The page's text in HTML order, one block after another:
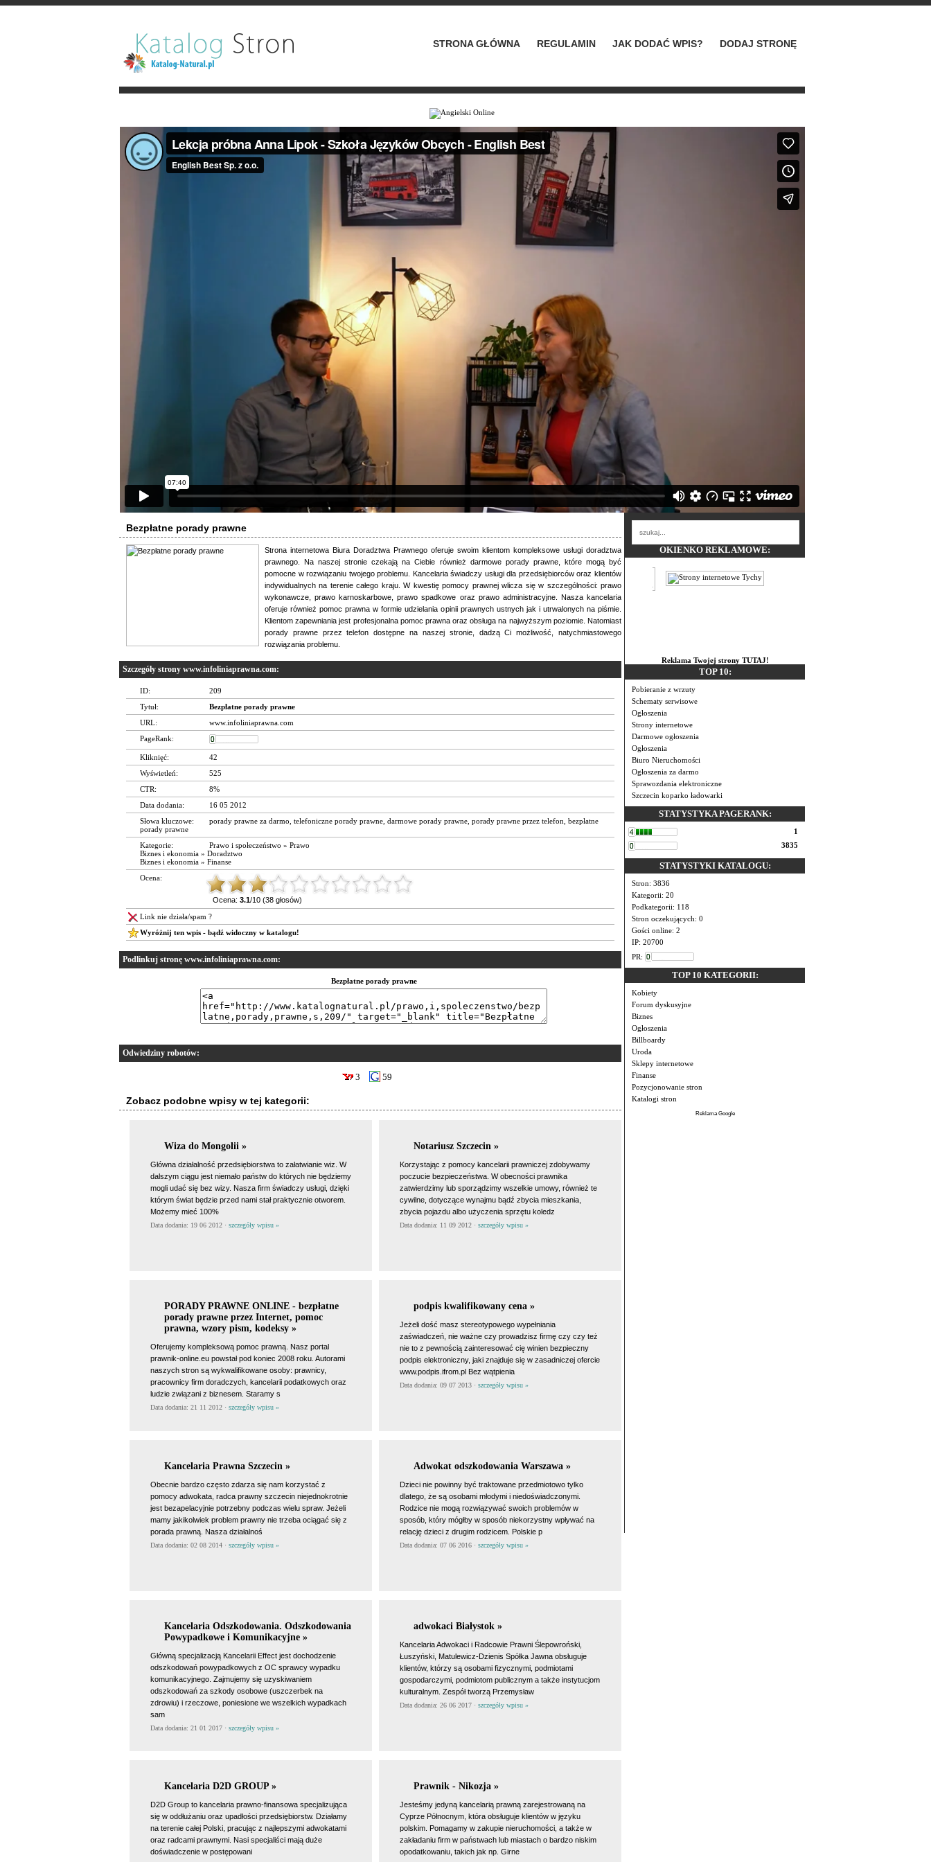
STRONA GŁÓWNA REGULAMIN JAK DODAĆ WPIS? DODAJ STRONĘ
OKIENKO REKLAMOWE:
Reklama Twojej strony TUTAJ!
TOP 10:
Pobieranie z wrzuty
Schematy serwisowe
Ogłoszenia
Strony internetowe
Darmowe ogłoszenia
Ogłoszenia
Biuro Nieruchomości
Ogłoszenia za darmo
Sprawozdania elektroniczne
Szczecin koparko ładowarki
STATYSTYKA PAGERANK:
1
3835
STATYSTYKI KATALOGU:
Stron: 3836
Kategorii: 20
Podkategorii: 118
Stron oczekujących: 0
Gości online: 2
IP: 20700
PR:
TOP 10 KATEGORII:
Kobiety
Forum dyskusyjne
Biznes
Ogłoszenia
Billboardy
Uroda
Sklepy internetowe
Finanse
Pozycjonowanie stron
Katalogi stron
Reklama Google
Bezpłatne porady prawne
Strona internetowa Biura Doradztwa Prawnego oferuje swoim klientom kompleksowe usługi doradztwa
prawnego. Na naszej stronie czekają na Ciebie również darmowe porady prawne, które mogą być
pomocne w rozwiązaniu twojego problemu. Kancelaria świadczy usługi dla przedsiębiorców oraz klientów
indywidualnych na terenie całego kraju. W kwestię pomocy prawnej wlicza się w szczególności: prawo
wykonawcze, prawo karnoskarbowe, prawo spadkowe oraz prawo administracyjne. Nasza kancelaria
oferuje również pomoc prawna w formie udzielania opinii prawnych ustnych jak i utrwalonych na piśmie.
Klientom zapewniania jest profesjonalna pomoc prawna oraz obsługa na najwyższym poziomie. Natomiast
porady prawne przez telefon dostępne na naszej stronie, dadzą Ci możliwość, natychmiastowego
rozwiązania problemu.
Szczegóły strony www.infoliniaprawna.com:
ID:
209
Tytuł:
Bezpłatne porady prawne
URL:
www.infoliniaprawna.com
PageRank:
Kliknięć:
42
Wyświetleń:
525
CTR:
8%
Data dodania:
16 05 2012
Słowa kluczowe:
porady prawne za darmo telefoniczne porady prawne darmowe porady prawne porady prawne przez telefon bezpłatne
porady prawne
Kategorie:
Prawo i społeczeństwo » Prawo
Biznes i ekonomia » Doradztwo
Biznes i ekonomia » Finanse
Ocena:
Ocena: 3.1/10 (38 głosów)
Link nie działa/spam ?
Wyróżnij ten wpis - bądź widoczny w katalogu!
Podlinkuj stronę www.infoliniaprawna.com:
Bezpłatne porady prawne
Odwiedziny robotów:
3 59
Zobacz podobne wpisy w tej kategorii:
Wiza do Mongolii »
Główna działalność przedsiębiorstwa to załatwianie wiz. W
dalszym ciągu jest niemało państw do których nie będziemy
mogli udać się bez wizy. Nasza firm świadczy usługi, dzięki
którym świat będzie przed nami stał praktycznie otworem.
Możemy mieć 100%
Data dodania: 19 06 2012 · szczegóły wpisu »
Notariusz Szczecin »
Korzystając z pomocy kancelarii prawniczej zdobywamy
poczucie bezpieczeństwa. W obecności prawnika
zatwierdzimy lub sporządzimy wszelkie umowy, również te
cywilne, dotyczące wynajmu bądź zbycia mieszkania,
zbycia pojazdu albo użyczenia sprzętu koledz
Data dodania: 11 09 2012 · szczegóły wpisu »
PORADY PRAWNE ONLINE - bezpłatne
porady prawne przez Internet, pomoc
prawna, wzory pism, kodeksy »
Oferujemy kompleksową pomoc prawną. Nasz portal
prawnik-online.eu powstał pod koniec 2008 roku. Autorami
naszych stron są wykwalifikowane osoby: prawnicy,
pracownicy firm doradczych, kancelarii podatkowych oraz
ludzie związani z biznesem. Staramy s
Data dodania: 21 11 2012 · szczegóły wpisu »
podpis kwalifikowany cena »
Jeżeli dość masz stereotypowego wypełniania
zaświadczeń, nie ważne czy prowadzisz firmę czy czy też
nie to z pewnością zainteresować cię winien bezpieczny
podpis elektroniczny, jaki znajduje się w zasadniczej ofercie
www.podpis.ifrom.pl Bez wątpienia
Data dodania: 09 07 2013 · szczegóły wpisu »
Kancelaria Prawna Szczecin »
Obecnie bardzo często zdarza się nam korzystać z
pomocy adwokata, radca prawny szczecin niejednokrotnie
jest bezapelacyjnie potrzebny podczas wielu spraw. Jeżeli
mamy jakikolwiek problem prawny nie trzeba ociągać się z
porada prawną. Nasza działalnoś
Data dodania: 02 08 2014 · szczegóły wpisu »
Adwokat odszkodowania Warszawa »
Dzieci nie powinny być traktowane przedmiotowo tylko
dlatego, że są osobami młodymi i niedoświadczonymi.
Rodzice nie mogą rozwiązywać swoich problemów w
sposób, który mógłby w sposób niekorzystny wpływać na
relację dzieci z drugim rodzicem. Polskie p
Data dodania: 07 06 2016 · szczegóły wpisu »
Kancelaria Odszkodowania. Odszkodowania
Powypadkowe i Komunikacyjne »
Główną specjalizacją Kancelarii Effect jest dochodzenie
odszkodowań powypadkowych z OC sprawcy wypadku
komunikacyjnego. Zajmujemy się uzyskiwaniem
odszkodowań za szkody osobowe (uszczerbek na
zdrowiu) i rzeczowe, poniesione we wszelkich wypadkach
sam
Data dodania: 21 01 2017 · szczegóły wpisu »
adwokaci Białystok »
Kancelaria Adwokaci i Radcowie Prawni Ślepowroński,
Łuszyński, Matulewicz-Dzienis Spółka Jawna obsługuje
klientów, którzy są osobami fizycznymi, podmiotami
gospodarczymi, podmiotom publicznym a także instytucjom
kulturalnym. Zespół tworzą Przemysław
Data dodania: 26 06 2017 · szczegóły wpisu »
Kancelaria D2D GROUP »
D2D Group to kancelaria prawno-finansowa specjalizująca
się w oddłużaniu oraz upadłości przedsiębiorstw. Działamy
na terenie całej Polski, pracując z najlepszymi adwokatami
oraz radcami prawnymi. Nasi specjaliści mają duże
doświadczenie w postępowani
Prawnik - Nikozja »
Jesteśmy jedyną kancelarią prawną zarejestrowaną na
Cyprze Północnym, która obsługuje klientów w języku
polskim. Pomagamy w zakupie nieruchomości, a także w
zakładaniu firm w państwach lub miastach o bardzo niskim
opodatkowaniu, takich jak np. Girne